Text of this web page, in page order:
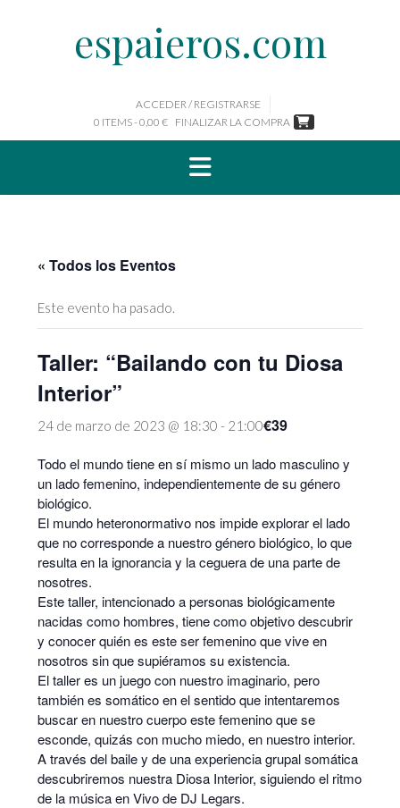
espaieros.com
ACCEDER / REGISTRARSE
0 ITEMS - 0,00 € FINALIZAR LA COMPRA
« Todos los Eventos
Este evento ha pasado.
Taller: “Bailando con tu Diosa
Interior”
24 de marzo de 2023 @ 18:30 - 21:00€39
Todo el mundo tiene en sí mismo un lado masculino y
un lado femenino, independientemente de su género
biológico.
El mundo heteronormativo nos impide explorar el lado
que no corresponde a nuestro género biológico, lo que
resulta en la ignorancia y la ceguera de una parte de
nosotres.
Este taller, intencionado a personas biológicamente
nacidas como hombres, tiene como objetivo descubrir
y conocer quién es este ser femenino que vive en
nosotros sin que supiéramos su existencia.
El taller es un juego con nuestro imaginario, pero
también es somático en el sentido que intentaremos
buscar en nuestro cuerpo este femenino que se
esconde, quizás con mucho miedo, en nuestro interior.
A través del baile y de una experiencia grupal somática
descubriremos nuestra Diosa Interior, siguiendo el ritmo
de la música en Vivo de DJ Legars.